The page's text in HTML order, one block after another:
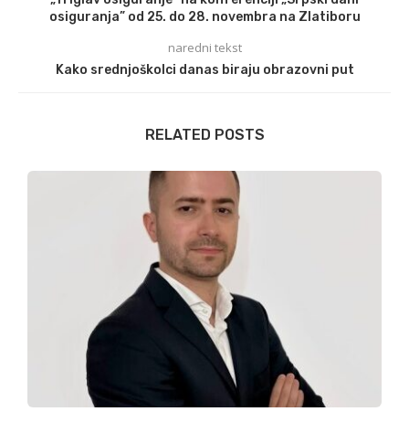
osiguranja” od 25. do 28. novembra na Zlatiboru
naredni tekst
Kako srednjoškolci danas biraju obrazovni put
RELATED POSTS